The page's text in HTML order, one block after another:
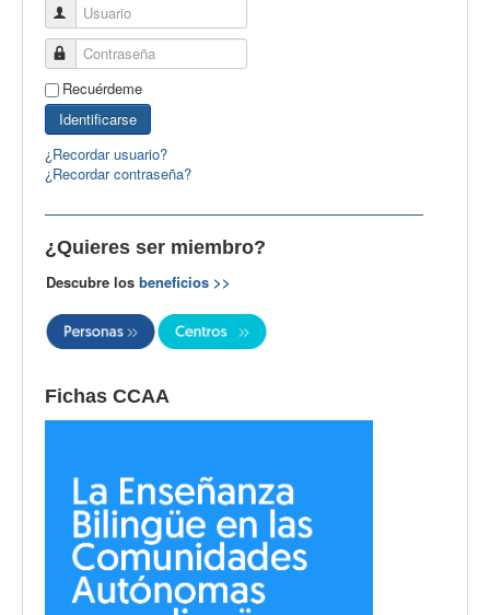
Profesores Visitantes
Calidad
Artículos
Recursos
Observatorio EB
CIEB
Contacto
Usuario
Contraseña
Recuérdeme
Identificarse
¿Recordar usuario?
¿Recordar contraseña?
¿Quieres ser miembro?
Descubre los beneficios >>
Fichas CCAA